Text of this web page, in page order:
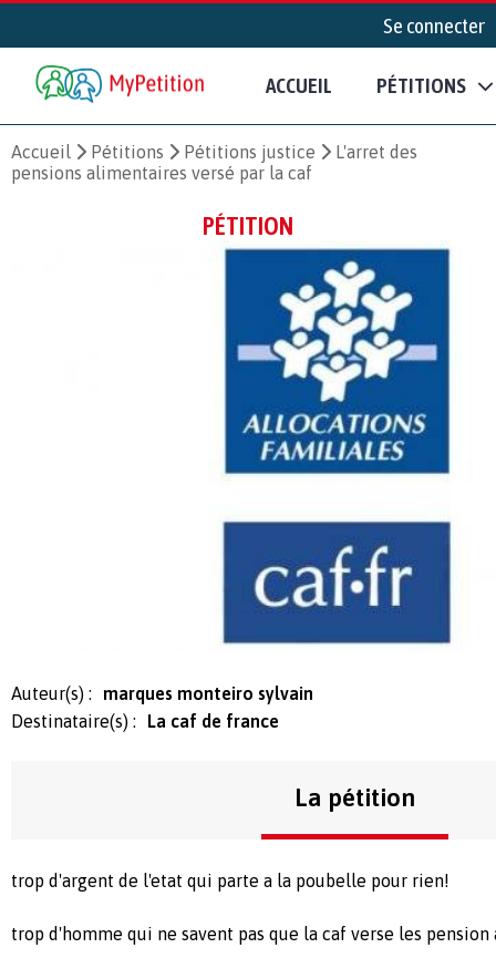
Se connecter
ACCUEIL PÉTITIONS
Accueil Pétitions Pétitions justice
L'arret des
pensions alimentaires versé par la caf
PÉTITION
Auteur(s) :
marques monteiro sylvain
Destinataire(s) :
La caf de france
La pétition
trop d'argent de l'etat qui parte a la poubelle pour rien!
trop d'homme qui ne savent pas que la caf verse les